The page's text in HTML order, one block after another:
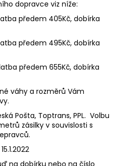
dopravce viz níže:
předem 405Kč, dobírka
předem 495Kč, dobírka
předem 655Kč, dobírka
váhy a rozměrů Vám
Pošta, Toptrans, PPL. Volbu
zásilky v souvislosti s
na dobírku nebo na číslo